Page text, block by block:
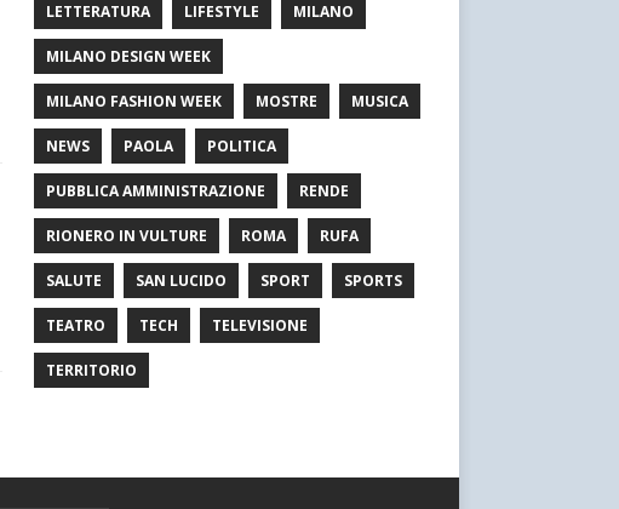
LETTERATURA LIFESTYLE MILANO
MILANO DESIGN WEEK
MILANO FASHION WEEK MOSTRE MUSICA
NEWS PAOLA POLITICA
PUBBLICA AMMINISTRAZIONE RENDE
RIONERO IN VULTURE ROMA RUFA
SALUTE SAN LUCIDO SPORT SPORTS
TEATRO TECH TELEVISIONE
TERRITORIO